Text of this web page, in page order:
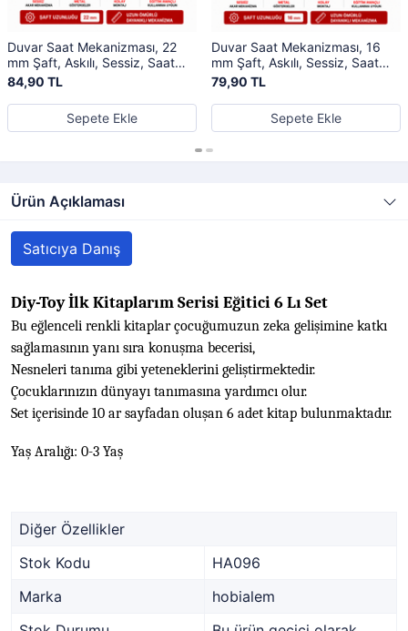
Duvar Saat Mekanizması, 22
mm Şaft, Askılı, Sessiz, Saat
Motoru, Metal Akrep, Yelkovan,
Saniye
84,90 TL
Sepete Ekle
Duvar Saat Mekanizması, 16
mm Şaft, Askılı, Sessiz, Saat
Motoru, Metal Akrep, Yelkovan,
Saniye
79,90 TL
Sepete Ekle
Ürün Açıklaması
Satıcıya Danış
Diy-Toy İlk Kitaplarım Serisi Eğitici 6 Lı Set
Bu eğlenceli renkli kitaplar çocuğumuzun zeka gelişimine katkı
sağlamasının yanı sıra konuşma becerisi,
Nesneleri tanıma gibi yeteneklerini geliştirmektedir.
Çocuklarınızın dünyayı tanımasına yardımcı olur.
Set içerisinde 10 ar sayfadan oluşan 6 adet kitap bulunmaktadır.
Yaş Aralığı: 0-3 Yaş
Diğer Özellikler
Stok Kodu
HA096
Marka
hobialem